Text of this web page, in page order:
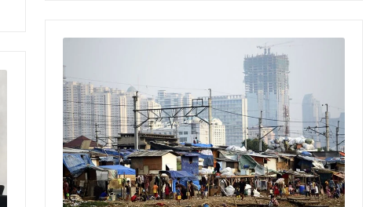
Keadilan
Konsumen
Telekomunikasi
dan Putusan MK
August 2, 2026
No Comments